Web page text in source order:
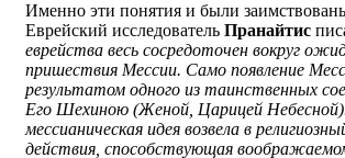
Именно эти понятия и были
Еврейский исследователь Пранайтис
еврейства весь сосредоточен вокруг
пришествия Мессии. Само появление
результатом одного из таинственных
Его Шехиною (Женой, Царицей
мессианическая идея возвела в
действия, способствующая